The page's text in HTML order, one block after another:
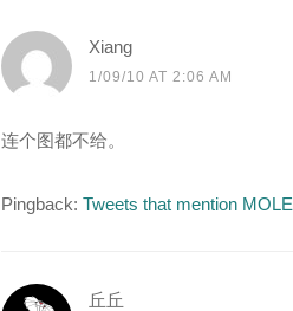
Xiang
1/09/10 AT 2:06 AM
连个图都不给。
Pingback: Tweets that mention
丘丘